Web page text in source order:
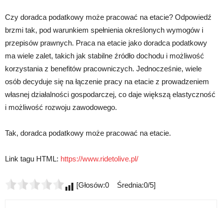
Czy doradca podatkowy może pracować na etacie? Odpowiedź
brzmi tak, pod warunkiem spełnienia określonych wymogów i
przepisów prawnych. Praca na etacie jako doradca podatkowy
ma wiele zalet, takich jak stabilne źródło dochodu i możliwość
korzystania z benefitów pracowniczych. Jednocześnie, wiele
osób decyduje się na łączenie pracy na etacie z prowadzeniem
własnej działalności gospodarczej, co daje większą elastyczność
i możliwość rozwoju zawodowego.
Tak, doradca podatkowy może pracować na etacie.
Link tagu HTML: https://www.ridetolive.pl/
[Głosów:0 Średnia:0/5]